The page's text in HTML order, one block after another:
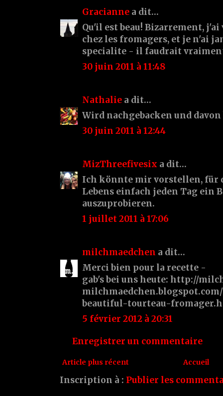
Gracianne a dit…
Qu'il est beau! Bizarrement, j'ai
chez les fromagers, et je n'ai
specialite - il faudrait
30 juin 2011 à 11:48
Nathalie a dit…
Wird nachgebacken und
30 juin 2011 à 12:44
MizThreefivesix a dit…
Ich könnte mir vorstellen, für
Lebens einfach jeden Tag ein
auszuprobieren.
1 juillet 2011 à 17:06
milchmaedchen a dit…
Merci bien pour la recette -
gab's bei uns heute: http://
beautiful-tourteau-
5 février 2012 à 20:31
Enregistrer un commentaire
Article plus récent Accueil
Inscription à : Publier les